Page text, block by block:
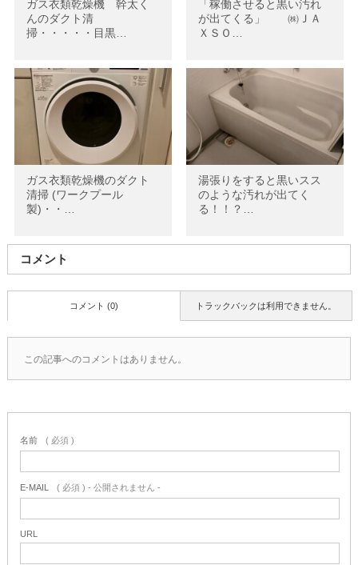
ガス衣類乾燥機 幹太く
んのダクト清
掃・・・・・目黒…
「稼働させると黒い汚れ
が出てくる」 ㈱ＪＡ
ＸＳＯ…
ガス衣類乾燥機のダクト
清掃 (ワークプール
製)・・…
湯張りをすると黒いスス
のような汚れが出てく
る！！？…
コメント
トラックバックは利用できません。
コメント (0)
この記事へのコメントはありません。
名前 ( 必須 )
E-MAIL ( 必須 ) - 公開されません -
URL